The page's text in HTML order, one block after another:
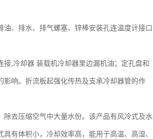
、排水、排气螺塞、锌棒安装孔连温度计接口
,冷却器 装载机冷却器里边漏机油；定孔盘和
响。折流板起强化传热及支承冷却器管的作
去压缩空气中大量水份。该产品有风冷式及水
有体积小，冷却效率高，能用于高温、高湿、